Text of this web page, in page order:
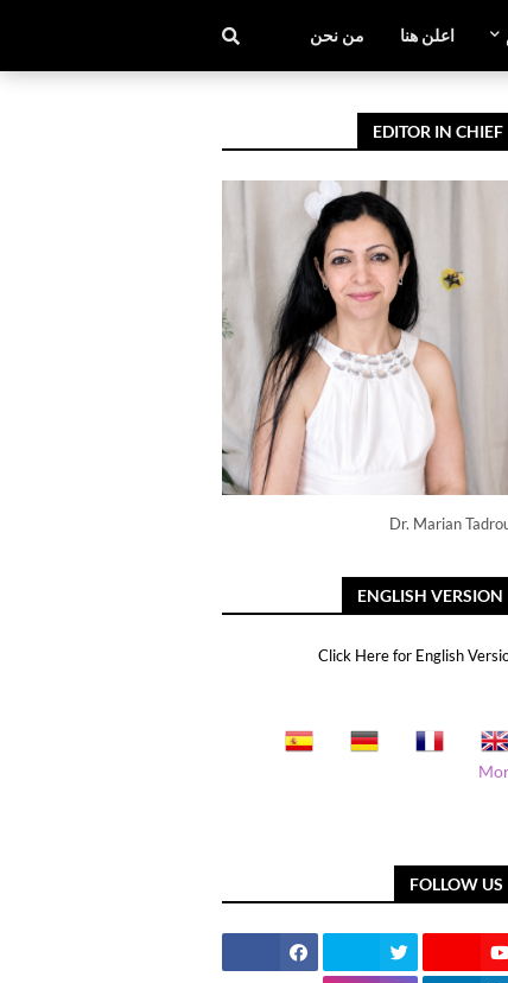
اعلن هنا من نحن
EDITOR IN CHIEF
Dr. Marian
ENGLISH VERSION
Click Here for English
FOLLOW US